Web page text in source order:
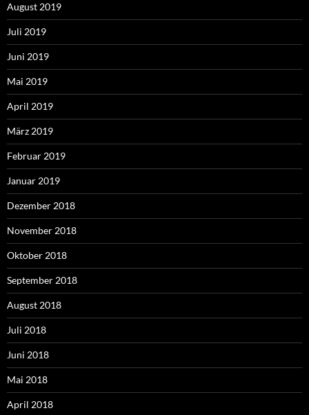
August 2019
Juli 2019
Juni 2019
Mai 2019
April 2019
März 2019
Februar 2019
Januar 2019
Dezember 2018
November 2018
Oktober 2018
September 2018
August 2018
Juli 2018
Juni 2018
Mai 2018
April 2018